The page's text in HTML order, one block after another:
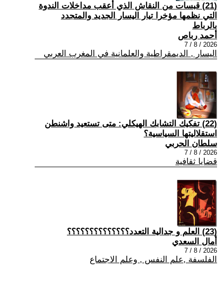
(21) قبسات من النقاش الذي أعقب مداخلات الندوة
التي نظمها مؤخرا تيار اليسار الجديد والمتجدد
بالرباط
أحمد رباص
2026 / 8 / 7
اليسار , الديمقراطية والعلمانية في المغرب العربي
(22) تفكيك التشابك الهيكلي: متى تستعيد واشنطن
استقلاليتها السياسية؟
سلطان الحربي
2026 / 8 / 7
قضايا ثقافية
(23) العلم و جدالية التعدد؟؟؟؟؟؟؟؟؟؟؟؟؟؟
أمال السعدي
2026 / 8 / 7
الفلسفة ,علم النفس , وعلم الاجتماع